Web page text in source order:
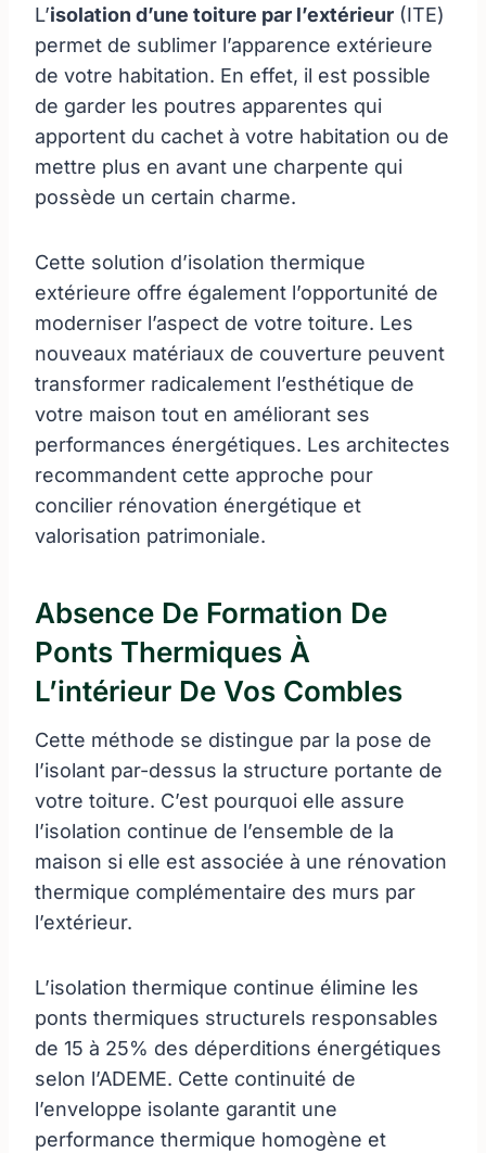
L’isolation d’une toiture par l’extérieur (ITE)
permet de sublimer l’apparence extérieure
de votre habitation. En effet, il est possible
de garder les poutres apparentes qui
apportent du cachet à votre habitation ou de
mettre plus en avant une charpente qui
possède un certain charme.
Cette solution d’isolation thermique
extérieure offre également l’opportunité de
moderniser l’aspect de votre toiture. Les
nouveaux matériaux de couverture peuvent
transformer radicalement l’esthétique de
votre maison tout en améliorant ses
performances énergétiques. Les architectes
recommandent cette approche pour
concilier rénovation énergétique et
valorisation patrimoniale.
Absence De Formation De
Ponts Thermiques À
L’intérieur De Vos Combles
Cette méthode se distingue par la pose de
l’isolant par-dessus la structure portante de
votre toiture. C’est pourquoi elle assure
l’isolation continue de l’ensemble de la
maison si elle est associée à une rénovation
thermique complémentaire des murs par
l’extérieur.
L’isolation thermique continue élimine les
ponts thermiques structurels responsables
de 15 à 25% des déperditions énergétiques
selon l’ADEME. Cette continuité de
l’enveloppe isolante garantit une
performance thermique homogène et